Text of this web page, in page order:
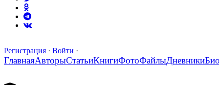
Регистрация · Войти ·
ГлавнаяАвторыСтатьиКнигиФотоФайлыДневники